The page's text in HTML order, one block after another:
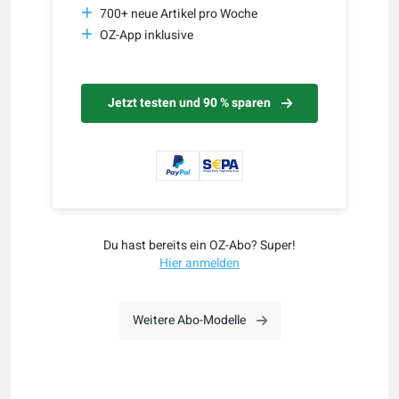
700+ neue Artikel pro Woche
OZ-App inklusive
Jetzt testen und 90 % sparen
Du hast bereits ein OZ-Abo? Super!
Hier anmelden
Weitere Abo-Modelle